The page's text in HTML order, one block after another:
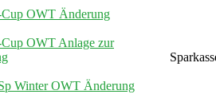
OWT Änderung
OWT Anlage zur
Winter OWT Änderung